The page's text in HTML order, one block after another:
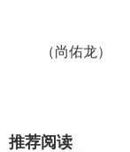
（尚佑龙）
推荐阅读